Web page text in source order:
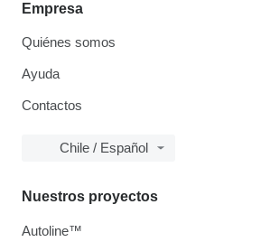
Empresa
Quiénes somos
Ayuda
Contactos
Chile / Español
Nuestros proyectos
Autoline™